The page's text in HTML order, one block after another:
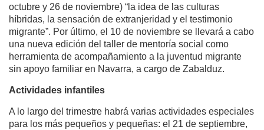
octubre y 26 de noviembre) “la idea de las culturas
híbridas, la sensación de extranjeridad y el testimonio
migrante”. Por último, el 10 de noviembre se llevará a cabo
una nueva edición del taller de mentoría social como
herramienta de acompañamiento a la juventud migrante
sin apoyo familiar en Navarra, a cargo de Zabalduz.
Actividades infantiles
A lo largo del trimestre habrá varias actividades especiales
para los más pequeños y pequeñas: el 21 de septiembre,